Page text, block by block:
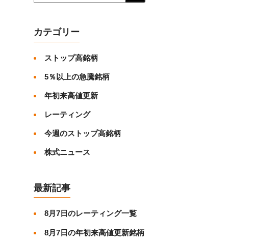
カテゴリー
ストップ高銘柄
5％以上の急騰銘柄
年初来高値更新
レーティング
今週のストップ高銘柄
株式ニュース
最新記事
8月7日のレーティング一覧
8月7日の年初来高値更新銘柄